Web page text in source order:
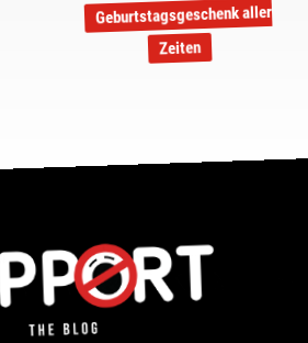
Geburtstagsgeschenk aller
Zeiten